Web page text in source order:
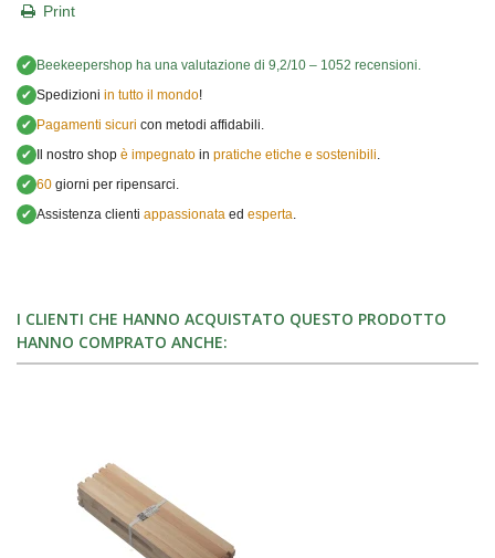
Print
✔ Beekeepershop ha una valutazione di 9,2/10 – 1052 recensioni.
✔ Spedizioni in tutto il mondo!
✔ Pagamenti sicuri con metodi affidabili.
✔ Il nostro shop è impegnato in pratiche etiche e sostenibili
✔ 60 giorni per ripensarci.
✔ Assistenza clienti appassionata ed esperta
I CLIENTI CHE HANNO ACQUISTATO QUESTO PRODOTTO
HANNO COMPRATO ANCHE: